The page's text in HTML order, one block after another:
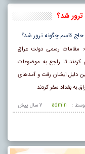
شد؟
حاج قاسم چگونه ترور شد؟
مقامات رسمی دولت عراق
تا راجع به موضوعات
دلیل ایشان رفت و آمدهای
به بغداد سفر کردند.
7 سال پيش :
admin